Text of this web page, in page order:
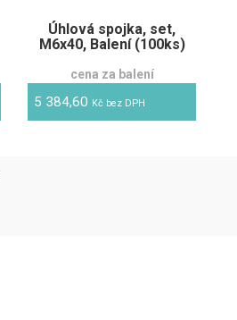
Úhlová spojka, set,
M6x40, Balení (100ks)
cena za balení
5 384,60 Kč bez DPH